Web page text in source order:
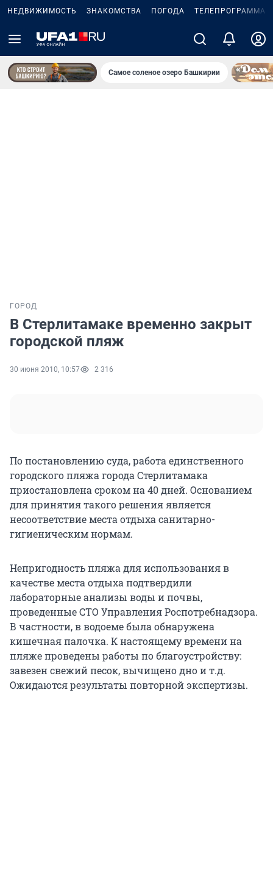
НЕДВИЖИМОСТЬ ЗНАКОМСТВА ПОГОДА ТЕЛЕПРОГРАММА
Самое соленое озеро Башкирии
ГОРОД
В Стерлитамаке временно закрыт
городской пляж
30 июня 2010, 10:57 2 316
По постановлению суда, работа единственного
городского пляжа города Стерлитамака
приостановлена сроком на 40 дней. Основанием
для принятия такого решения является
несоответствие места отдыха санитарно-
гигиеническим нормам.
Непригодность пляжа для использования в
качестве места отдыха подтвердили
лабораторные анализы воды и почвы,
проведенные СТО Управления Роспотребнадзора.
В частности, в водоеме была обнаружена
кишечная палочка. К настоящему времени на
пляже проведены работы по благоустройству:
завезен свежий песок, вычищено дно и т.д.
Ожидаются результаты повторной экспертизы.